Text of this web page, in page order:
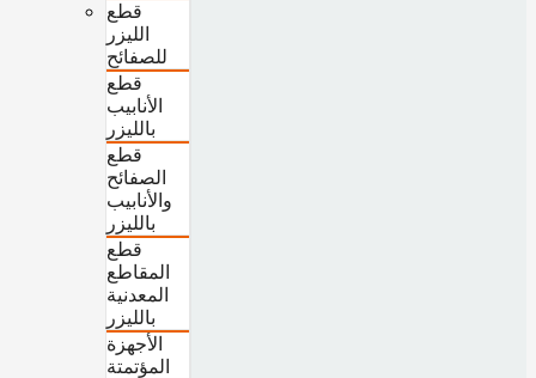
قطع
الليزر
للصفائح
قطع
الأنابيب
بالليزر
قطع
الصفائح
والأنابيب
بالليزر
قطع
المقاطع
المعدنية
بالليزر
الأجهزة
المؤتمتة